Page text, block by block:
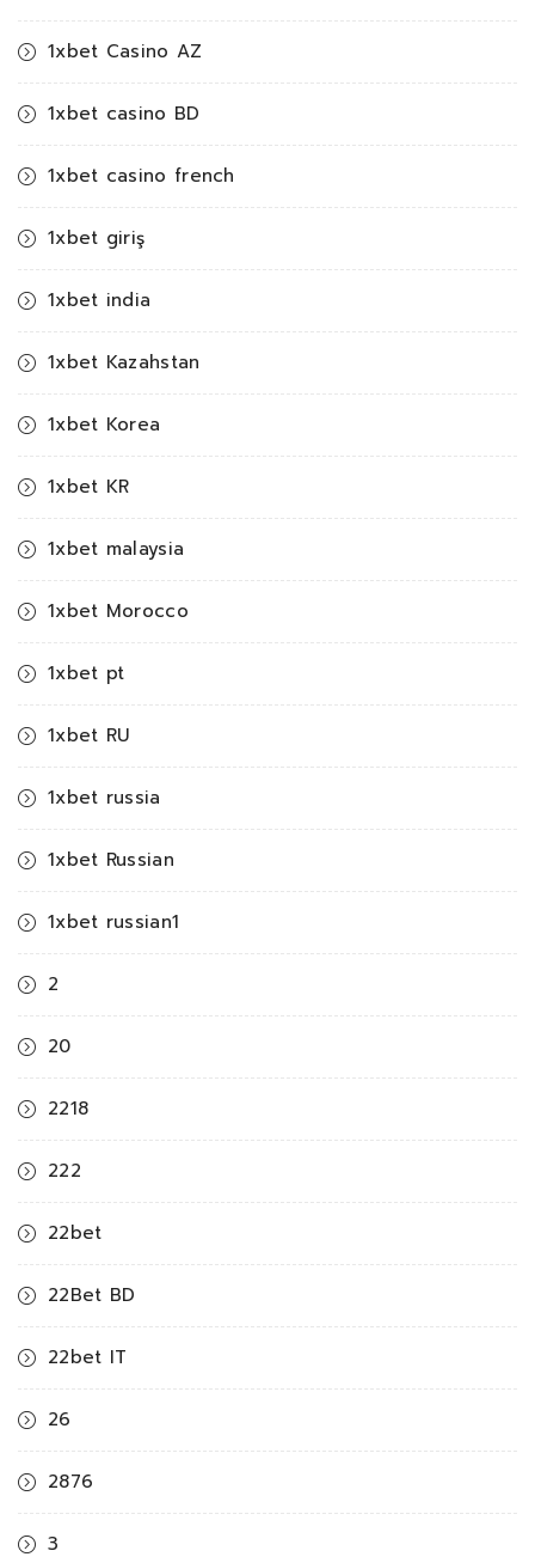
1xbet Casino AZ
1xbet casino BD
1xbet casino french
1xbet giriş
1xbet india
1xbet Kazahstan
1xbet Korea
1xbet KR
1xbet malaysia
1xbet Morocco
1xbet pt
1xbet RU
1xbet russia
1xbet Russian
1xbet russian1
2
20
2218
222
22bet
22Bet BD
22bet IT
26
2876
3